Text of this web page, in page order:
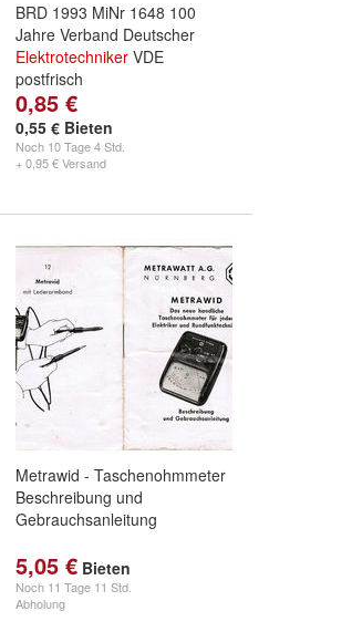
BRD 1993 MiNr 1648 100
Jahre Verband Deutscher
Elektrotechniker VDE
postfrisch
0,85 €
0,55 € Bieten
Noch 10 Tage 4 Std.
+ 0,95 € Versand
Metrawid - Taschenohmmeter
Beschreibung und
Gebrauchsanleitung
5,05 € Bieten
Noch 11 Tage 11 Std.
Abholung